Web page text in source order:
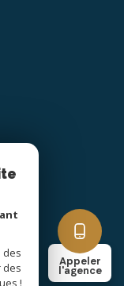
Appeler
l'agence
des
des
!